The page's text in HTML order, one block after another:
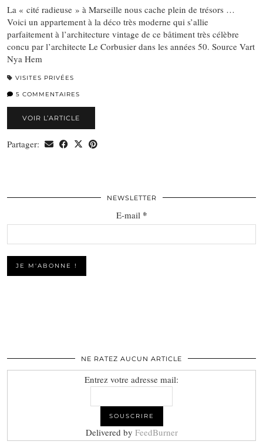
La « cité radieuse » à Marseille nous cache plein de trésors …
Voici un appartement à la déco très moderne qui s’allie
parfaitement à l’architecture vintage de ce bâtiment très célèbre
concu par l’architecte Le Corbusier dans les années 50. Source Vart
Nya Hem
VISITES PRIVÉES
5 COMMENTAIRES
VOIR L’ARTICLE
Partager:
NEWSLETTER
E-mail *
NE RATEZ AUCUN ARTICLE
Entrez votre adresse mail:
Delivered by FeedBurner